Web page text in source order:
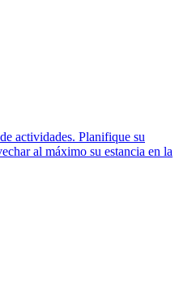
actividades. Planifique su
al máximo su estancia en la